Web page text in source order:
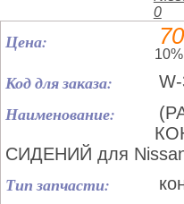
Цена:
10%
Код для заказа:
Наименование:
СИДЕНИЙ для
Тип запчасти: